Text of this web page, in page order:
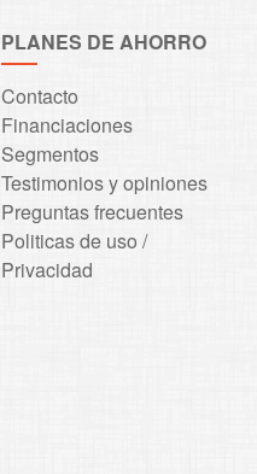
PLANES DE AHORRO
Contacto
Financiaciones
Segmentos
Testimonios y opiniones
Preguntas frecuentes
Politicas de uso /
Privacidad